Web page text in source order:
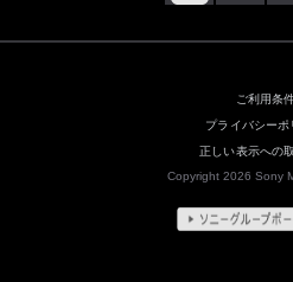
ご利用条
プライバシーポ
正しい表示への
Copyright 2026 Sony